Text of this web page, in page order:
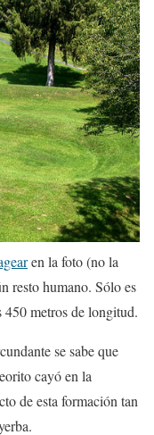
en la foto (no la
resto humano. Sólo es
450 metros de longitud.
se sabe que
cayó en la
de esta formación tan